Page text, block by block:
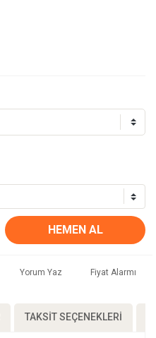
HEMEN AL
Yorum Yaz Fiyat Alarmı
TAKSIT SEÇENEKLERI